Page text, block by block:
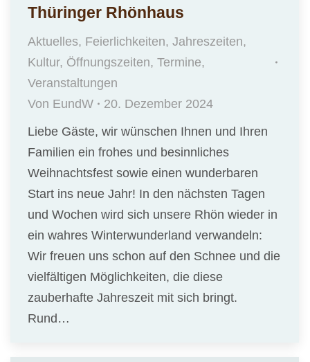
Thüringer Rhönhaus
Aktuelles, Feierlichkeiten, Jahreszeiten,
Kultur, Öffnungszeiten, Termine,
Veranstaltungen
Von EundW
20. Dezember 2024
Liebe Gäste, wir wünschen Ihnen und Ihren
Familien ein frohes und besinnliches
Weihnachtsfest sowie einen wunderbaren
Start ins neue Jahr! In den nächsten Tagen
und Wochen wird sich unsere Rhön wieder in
ein wahres Winterwunderland verwandeln:
Wir freuen uns schon auf den Schnee und die
vielfältigen Möglichkeiten, die diese
zauberhafte Jahreszeit mit sich bringt.
Rund…